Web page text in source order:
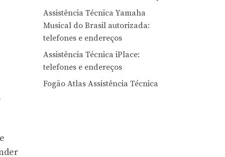
Assistência Técnica Yamaha
Musical do Brasil autorizada:
telefones e endereços
Assistência Técnica iPlace:
telefones e endereços
Fogão Atlas Assistência Técnica